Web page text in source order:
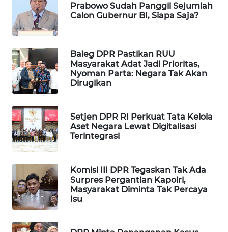
Prabowo Sudah Panggil Sejumlah
Calon Gubernur BI, Siapa Saja?
Baleg DPR Pastikan RUU
Masyarakat Adat Jadi Prioritas,
Nyoman Parta: Negara Tak Akan
Dirugikan
Setjen DPR RI Perkuat Tata Kelola
Aset Negara Lewat Digitalisasi
Terintegrasi
Komisi III DPR Tegaskan Tak Ada
Surpres Pergantian Kapolri,
Masyarakat Diminta Tak Percaya
Isu
WAHANA
DESA
WISATA
LAPAK
WAHANA
Network
KONSUMEN
LISTRIK
MASYARAKAT
KELISTRIKAN
WALINKI
ID